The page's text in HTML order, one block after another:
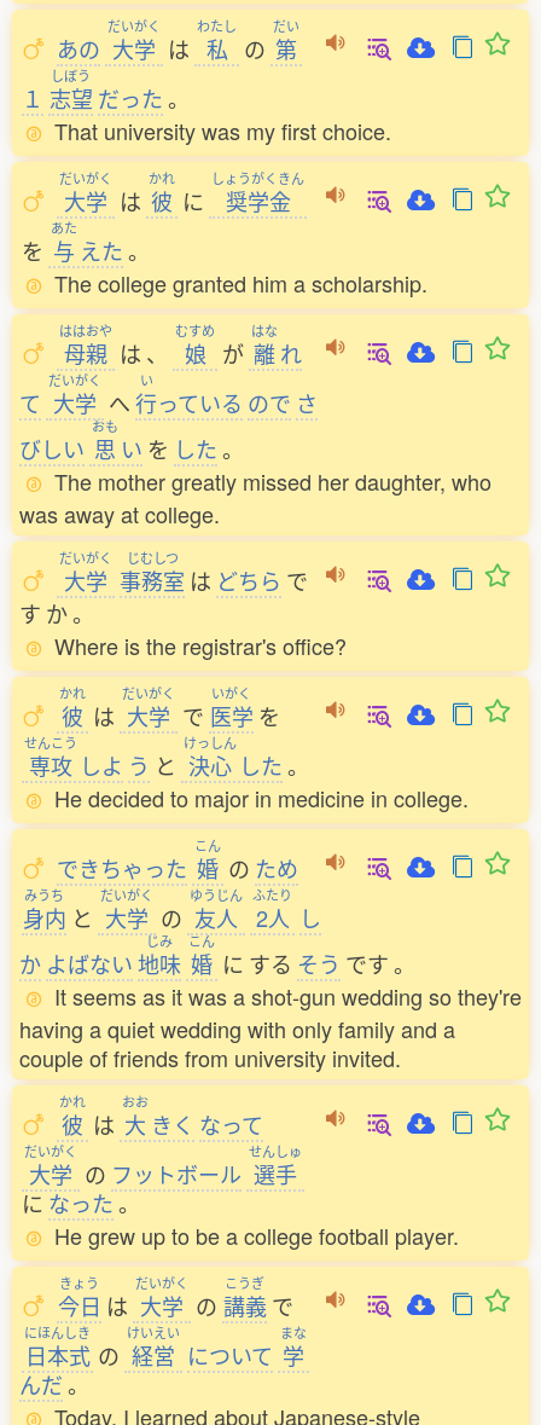
あの
だいがく
大学 は
わたし
私 の
だい
第
１
しぼう
志望 だった。
That university was my first choice.
だいがく
大学 は
かれ
彼 に
しょうがくきん
奨学金
を
あた
与 えた。
The college granted him a scholarship.
ははおや
母親 は 、
むすめ
娘 が
はな
離れ
て
だいがく
大学 へ
い
行っている ので さ
びしい
おも
思 い を した。
The mother greatly missed her daughter, who
was away at college.
だいがく
大学
じむしつ
事務室 は どちら で
す か。
Where is the registrar's office?
かれ
彼 は
だいがく
大学 で
いがく
医学 を
せんこう
専攻 しよ う と
けっしん
決心 した。
He decided to major in medicine in college.
できちゃった
こん
婚 の ため
みうち
身内 と
だいがく
大学 の
ゆうじん
友人
ふたり
2人 し
か よばない
じみ
地味
こん
婚 に する そう です。
It seems as it was a shot-gun wedding so they're
having a quiet wedding with only family and a
couple of friends from university invited.
かれ
彼 は
おお
大 きく なって
だいがく
大学 の フットボール
せんしゅ
選手
に なった。
He grew up to be a college football player.
きょう
今日 は
だいがく
大学 の
こうぎ
講義 で
にほんしき
日本式 の
けいえい
経営 について
まな
学
んだ。
Today, I learned about Japanese-style